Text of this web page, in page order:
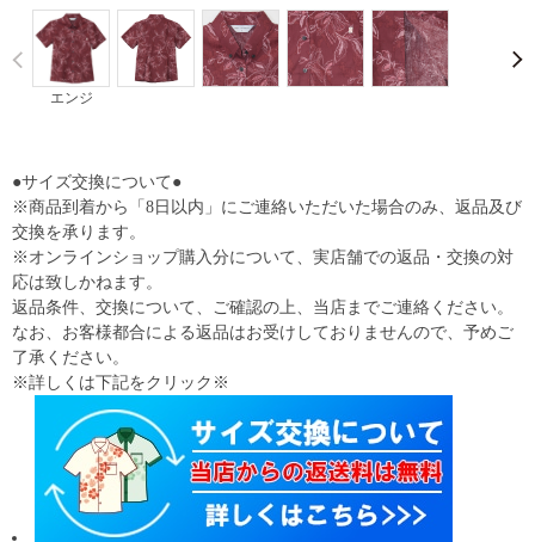
エンジ
Prev
●サイズ交換について●
※商品到着から「8日以内」にご連絡いただいた場合のみ、返品及び
交換を承ります。
※オンラインショップ購入分について、実店舗での返品・交換の対
応は致しかねます。
返品条件、交換について、ご確認の上、当店までご連絡ください。
なお、お客様都合による返品はお受けしておりませんので、予めご
了承ください。
※詳しくは下記をクリック※